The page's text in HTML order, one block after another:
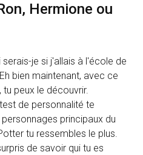
Hermione ou
je si j'allais à l'école de
bien maintenant, avec ce
peux le découvrir.
de personnalité te
principaux du
tu ressembles le plus.
de savoir qui tu es